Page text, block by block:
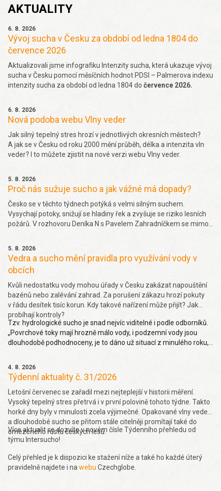
AKTUALITY
6. 8. 2026
Vývoj sucha v Česku za období od ledna 1804 do
července 2026
Aktualizovali jsme infografiku Intenzity sucha, která ukazuje vývoj
sucha v Česku pomocí měsíčních hodnot PDSI – Palmerova indexu
intenzity sucha za období od ledna 1804 do července 2026.
6. 8. 2026
Nová podoba webu Vlny veder
Jak silný tepelný stres hrozí v jednotlivých okresních městech?
A jak se v Česku od roku 2000 mění průběh, délka a intenzita vln
veder? I to můžete zjistit na nové verzi webu Vlny veder.
5. 8. 2026
Proč nás sužuje sucho a jak vážné má dopady?
Česko se v těchto týdnech potýká s velmi silným suchem.
Vysychají potoky, snižují se hladiny řek a zvyšuje se riziko lesních
požárů. V rozhovoru Deníka N s Pavelem Zahradníčkem se mimo
problém je málo vody v řekách. Více
5. 8. 2026
Vedra a sucho mění pravidla pro využívání vody v
obcích
Kvůli nedostatku vody mohou úřady v Česku zakázat napouštění
bazénů nebo zalévání zahrad. Za porušení zákazu hrozí pokuty
v řádu desítek tisíc korun. Kdy takové nařízení může přijít? Jak
probíhají kontroly?
Tzv. hydrologické sucho je snad nejvíc viditelné i podle odborníků.
„Povrchové toky mají hrozně málo vody, i podzemní vody jsou
dlouhodobě podhodnoceny, je to dáno už situací z minulého roku,
4. 8. 2026
Týdenní aktuality č. 31/2026
Letošní červenec se zařadil mezi nejteplejší v historii měření.
Vysoký tepelný stres přetrvá i v první polovině tohoto týdne. Takto
horké dny byly v minulosti zcela výjimečné. Opakované vlny veder
a dlouhodobé sucho se přitom stále citelněji promítají také do
omezeného růstu českých lesů.
Více aktualit se dozvíte v novém čísle Týdenního přehledu od
týmu Intersucho!
Celý přehled je k dispozici ke stažení níže a také ho každé úterý
pravidelně najdete i na webu Czechglobe.